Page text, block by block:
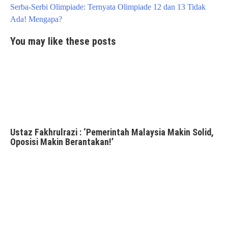
Serba-Serbi Olimpiade: Ternyata Olimpiade 12 dan 13 Tidak
Ada! Mengapa?
You may like these posts
Ustaz Fakhrulrazi : ‘Pemerintah Malaysia Makin Solid,
Oposisi Makin Berantakan!’